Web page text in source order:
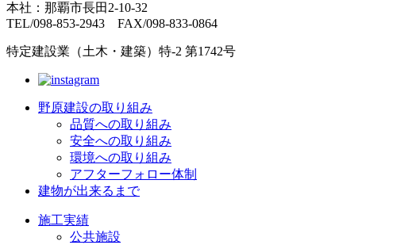
本社：那覇市長田2-10-32
TEL/098-853-2943 FAX/098-833-0864
特定建設業（土木・建築）特-2 第1742号
野原建設の取り組み
品質への取り組み
安全への取り組み
環境への取り組み
アフターフォロー体制
建物が出来るまで
施工実績
公共施設